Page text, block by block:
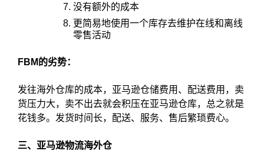
没有额外的成本
更简易地使用一个库存去维护在线和离线
零售活动
FBM的劣势：
发往海外仓库的成本，亚马逊仓储费用、配送费用，卖
货压力大，卖不出去就会积压在亚马逊仓库，总之就是
花钱多。发货时间长，配送、服务、售后繁琐费心。
三、亚马逊物流海外仓